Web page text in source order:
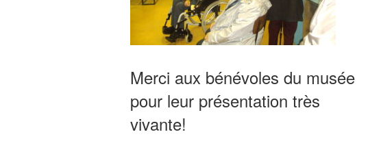
Merci aux bénévoles du musée
pour leur présentation très
vivante!